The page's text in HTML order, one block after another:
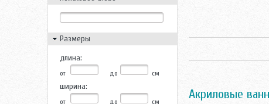
Размеры
длина:
от до см
ширина:
от до см Акриловые